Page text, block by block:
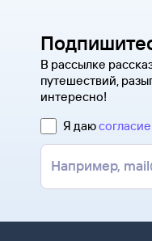
В рассылке
путешествий,
интересно!
Я даюсогласие